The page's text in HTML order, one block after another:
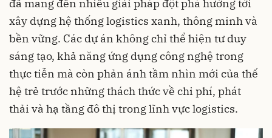
đã mang đến nhiều giải pháp đột phá hướng tới
xây dựng hệ thống logistics xanh, thông minh và
bền vững. Các dự án không chỉ thể hiện tư duy
sáng tạo, khả năng ứng dụng công nghệ trong
thực tiễn mà còn phản ánh tầm nhìn mới của thế
hệ trẻ trước những thách thức về chi phí, phát
thải và hạ tầng đô thị trong lĩnh vực logistics.